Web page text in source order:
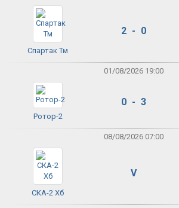
Спартак Тм
2 - 0
01/08/2026 19:00
Ротор-2
0 - 3
08/08/2026 07:00
СКА-2 Хб
V